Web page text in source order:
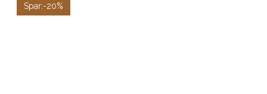
Spar:-20%